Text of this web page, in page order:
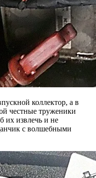
коллектор, а в
честные труженики
их извлечь и не
с волшебными